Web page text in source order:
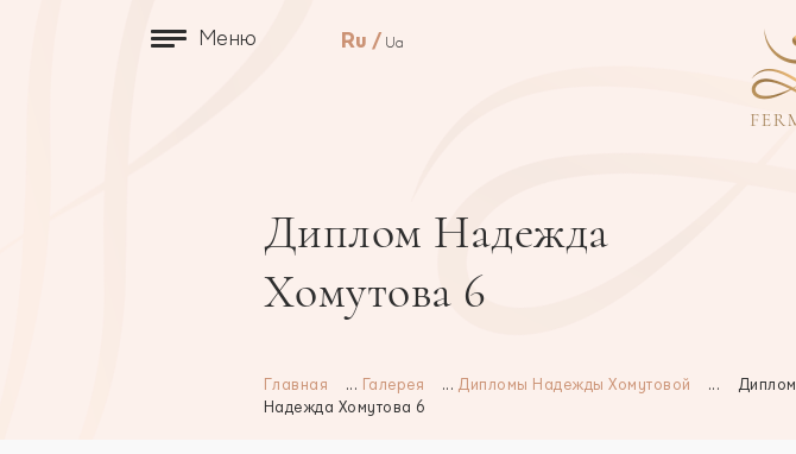
Меню Ru Ua
Диплом Надежда
Хомутова 6
Главная ... Галерея ... Дипломы Надежды Хомутовой ...
Диплом
Надежда Хомутова 6